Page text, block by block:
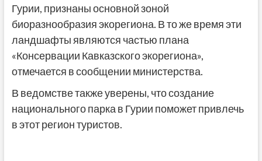
Гурии, признаны основной зоной
биоразнообразия экорегиона. В то же время эти
ландшафты являются частью плана
«Консервации Кавказского экорегиона»,
отмечается в сообщении министерства.
В ведомстве также уверены, что создание
национального парка в Гурии поможет привлечь
в этот регион туристов.